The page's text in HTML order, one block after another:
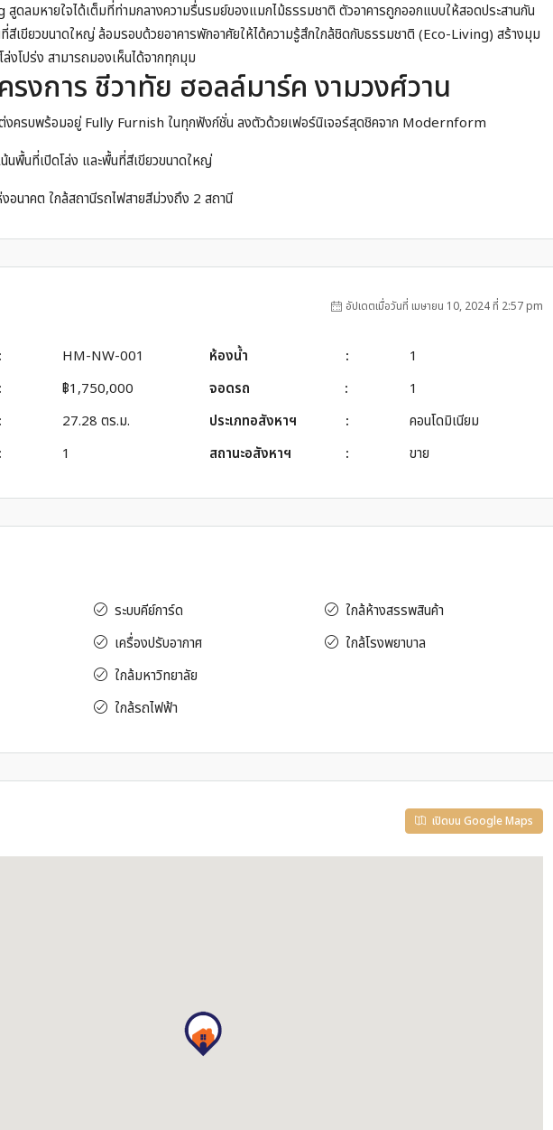
ดลมหายใจได้เต็มที่ท่ามกลางความรื่นรมย์ของแมกไม้ธรรมชาติ ตัวอาคารถูกออกแบบให้สอดประสานกัน
สีเขียวขนาดใหญ่ ล้อมรอบด้วยอาคารพักอาศัยให้ได้ความรู้สึกใกล้ชิดกับธรรมชาติ (Eco-Living) สร้างมุม
งโปร่ง สามารถมองเห็นได้จากทุกมุม
รงการ ชีวาทัย ฮอลล์มาร์ค งามวงศ์วาน
งครบพร้อมอยู่ Fully Furnish ในทุกฟังก์ชั่น ลงตัวด้วยเฟอร์นิเจอร์สุดชิคจาก Modernform
นพื้นที่เปิดโล่ง และพื้นที่สีเขียวขนาดใหญ่
นาคต ใกล้สถานีรถไฟสายสีม่วงถึง 2 สถานี
อัปเดตเมื่อวันที่ เมษายน 10, 2024 ที่ 2:57 pm
:
HM-NW-001
:
฿1,750,000
:
27.28 ตร.ม.
: 1
ห้องน้ำ :
1
จอดรถ
:
1
ประเภทอสังหาฯ
:
คอนโดมิเนียม
สถานะอสังหาฯ
: ขาย
ระบบคีย์การ์ด
เครื่องปรับอากาศ
ใกล้มหาวิทยาลัย
ใกล้รถไฟฟ้า
ใกล้ห้างสรรพสินค้า
ใกล้โรงพยาบาล
เปิดบน Google Maps